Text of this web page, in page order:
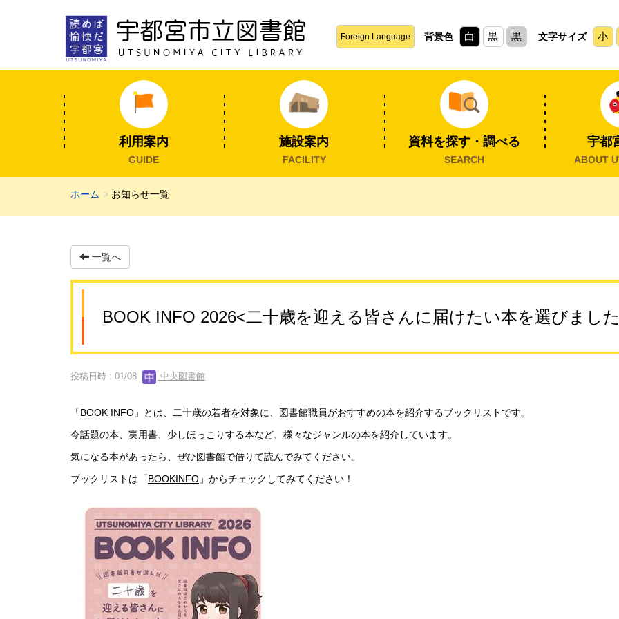
Foreign Language 背景色 白 黒 黒 文字サイズ 小
利用案内
GUIDE
施設案内
FACILITY
資料を探す・調べる
SEARCH
宇都
ABOUT
ホーム お知らせ一覧
一覧へ
BOOK INFO 2026<二十歳を迎える皆さんに届けたい本を選びまし
投稿日時 : 01/08 中央図書館
「BOOK INFO」とは、二十歳の若者を対象に、図書館職員がおすすめの本を紹介するブックリストです。
今話題の本、実用書、少しほっこりする本など、様々なジャンルの本を紹介しています。
気になる本があったら、ぜひ図書館で借りて読んでみてください。
ブックリストは「BOOKINFO 」からチェックしてみてください！